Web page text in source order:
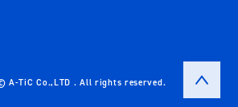
A-TiC Co.,LTD . All rights reserved.